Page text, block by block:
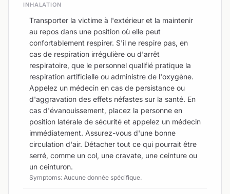
INHALATION
Transporter la victime à l'extérieur et la maintenir
au repos dans une position où elle peut
confortablement respirer. S'il ne respire pas, en
cas de respiration irrégulière ou d'arrêt
respiratoire, que le personnel qualifié pratique la
respiration artificielle ou administre de l'oxygène.
Appelez un médecin en cas de persistance ou
d'aggravation des effets néfastes sur la santé. En
cas d'évanouissement, placez la personne en
position latérale de sécurité et appelez un médecin
immédiatement. Assurez-vous d'une bonne
circulation d'air. Détacher tout ce qui pourrait être
serré, comme un col, une cravate, une ceinture ou
un ceinturon.
Symptoms: Aucune donnée spécifique.